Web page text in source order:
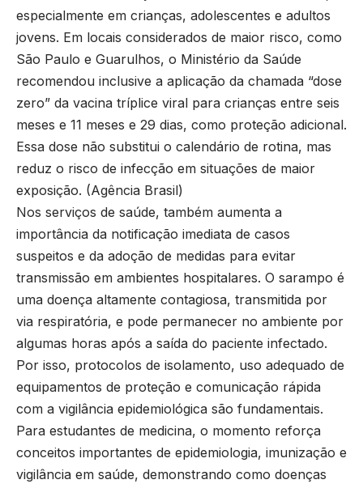
especialmente em crianças, adolescentes e adultos
jovens. Em locais considerados de maior risco, como
São Paulo e Guarulhos, o Ministério da Saúde
recomendou inclusive a aplicação da chamada “dose
zero” da vacina tríplice viral para crianças entre seis
meses e 11 meses e 29 dias, como proteção adicional.
Essa dose não substitui o calendário de rotina, mas
reduz o risco de infecção em situações de maior
exposição. (Agência Brasil)
Nos serviços de saúde, também aumenta a
importância da notificação imediata de casos
suspeitos e da adoção de medidas para evitar
transmissão em ambientes hospitalares. O sarampo é
uma doença altamente contagiosa, transmitida por
via respiratória, e pode permanecer no ambiente por
algumas horas após a saída do paciente infectado.
Por isso, protocolos de isolamento, uso adequado de
equipamentos de proteção e comunicação rápida
com a vigilância epidemiológica são fundamentais.
Para estudantes de medicina, o momento reforça
conceitos importantes de epidemiologia, imunização e
vigilância em saúde, demonstrando como doenças